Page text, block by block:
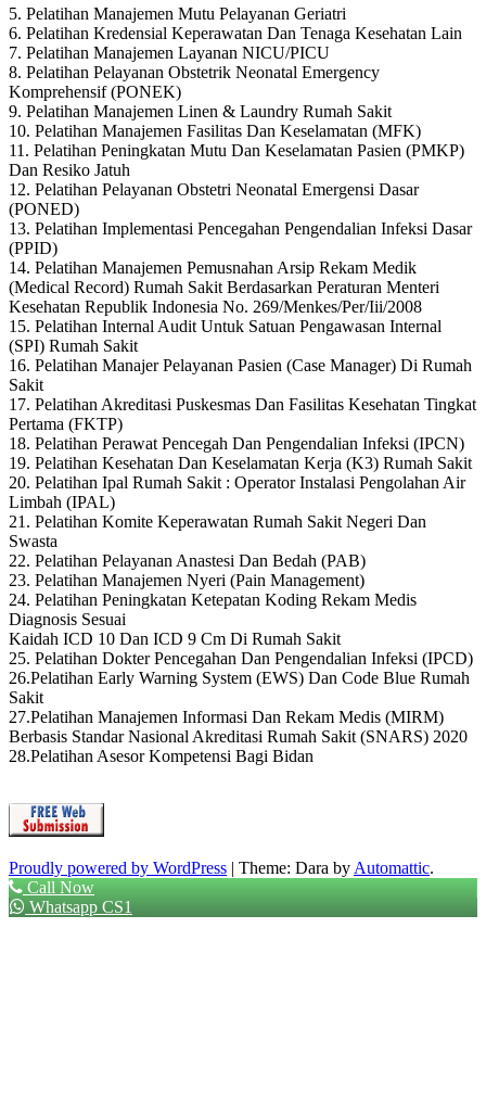
5. Pelatihan Manajemen Mutu Pelayanan Geriatri
6. Pelatihan Kredensial Keperawatan Dan Tenaga Kesehatan Lain
7. Pelatihan Manajemen Layanan NICU/PICU
8. Pelatihan Pelayanan Obstetrik Neonatal Emergency
Komprehensif (PONEK)
9. Pelatihan Manajemen Linen & Laundry Rumah Sakit
10. Pelatihan Manajemen Fasilitas Dan Keselamatan (MFK)
11. Pelatihan Peningkatan Mutu Dan Keselamatan Pasien (PMKP)
Dan Resiko Jatuh
12. Pelatihan Pelayanan Obstetri Neonatal Emergensi Dasar
(PONED)
13. Pelatihan Implementasi Pencegahan Pengendalian Infeksi Dasar
(PPID)
14. Pelatihan Manajemen Pemusnahan Arsip Rekam Medik
(Medical Record) Rumah Sakit Berdasarkan Peraturan Menteri
Kesehatan Republik Indonesia No. 269/Menkes/Per/Iii/2008
15. Pelatihan Internal Audit Untuk Satuan Pengawasan Internal
(SPI) Rumah Sakit
16. Pelatihan Manajer Pelayanan Pasien (Case Manager) Di Rumah
Sakit
17. Pelatihan Akreditasi Puskesmas Dan Fasilitas Kesehatan Tingkat
Pertama (FKTP)
18. Pelatihan Perawat Pencegah Dan Pengendalian Infeksi (IPCN)
19. Pelatihan Kesehatan Dan Keselamatan Kerja (K3) Rumah Sakit
20. Pelatihan Ipal Rumah Sakit : Operator Instalasi Pengolahan Air
Limbah (IPAL)
21. Pelatihan Komite Keperawatan Rumah Sakit Negeri Dan
Swasta
22. Pelatihan Pelayanan Anastesi Dan Bedah (PAB)
23. Pelatihan Manajemen Nyeri (Pain Management)
24. Pelatihan Peningkatan Ketepatan Koding Rekam Medis
Diagnosis Sesuai
Kaidah ICD 10 Dan ICD 9 Cm Di Rumah Sakit
25. Pelatihan Dokter Pencegahan Dan Pengendalian Infeksi (IPCD)
26.Pelatihan Early Warning System (EWS) Dan Code Blue Rumah
Sakit
27.Pelatihan Manajemen Informasi Dan Rekam Medis (MIRM)
Berbasis Standar Nasional Akreditasi Rumah Sakit (SNARS) 2020
28.Pelatihan Asesor Kompetensi Bagi Bidan
Proudly powered by WordPress | Theme: Dara by Automattic.
Call Now
Whatsapp CS1